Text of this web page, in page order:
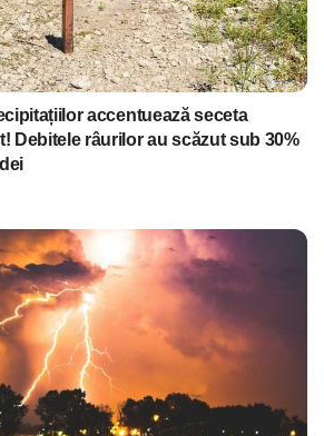
accentuează seceta
Debitele râurilor au scăzut sub 30%